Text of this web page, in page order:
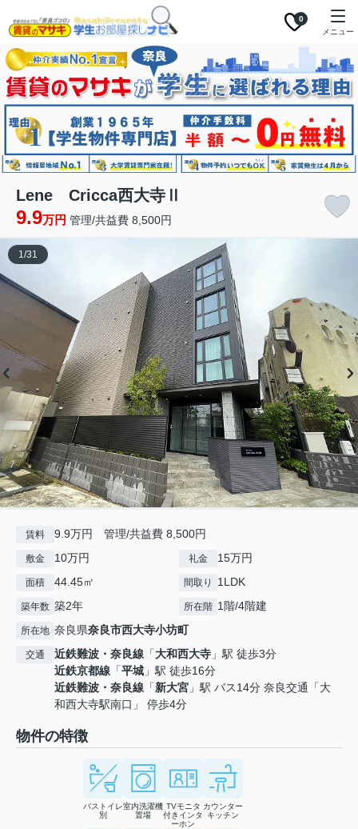
0
メニュー
Lene Cricca西大寺Ⅱ
9.9万円 管理/共益費 8,500円
1/31
賃料 9.9万円 管理/共益費 8,500円
敷金 10万円 礼金 15万円
面積 44.45㎡ 間取り 1LDK
築年数 築2年 所在階 1階/4階建
所在地 奈良県奈良市西大寺小坊町
交通 近鉄難波・奈良線 「大和西大寺 」駅 徒歩3分
近鉄京都線 「平城 」駅 徒歩16分
近鉄難波・奈良線 「新大宮 」駅 バス14分 奈良交通「大
和西大寺駅南口」 停歩4分
物件の特徴
バストイレ
別
室内洗濯機
置場
TVモニタ
付きインタ
ーホン
カウンター
キッチン